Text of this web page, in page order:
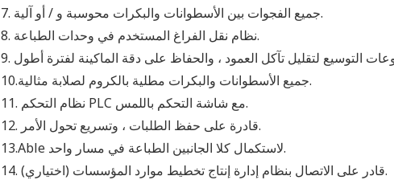
7.
جميع الفجوات بين الأسطوانات والبكرات محوسبة و / أو آلية.
8.
نظام نقل الفراغ المستخدم في وحدات الطباعة.
9.
10.جميع الأسطوانات والبكرات مطلية بالكروم لصلابة مثالية.
11. نظام التحكم PLC مع شاشة التحكم باللمس.
12. قادرة على حفظ الطلبات ، وتسريع تحول الأمر.
13.Able لاستكمال كلا الجانبين الطباعة في مسار واحد.
14. قادر على الاتصال بنظام إدارة إنتاج تخطيط موارد المؤسسات (اختياري).